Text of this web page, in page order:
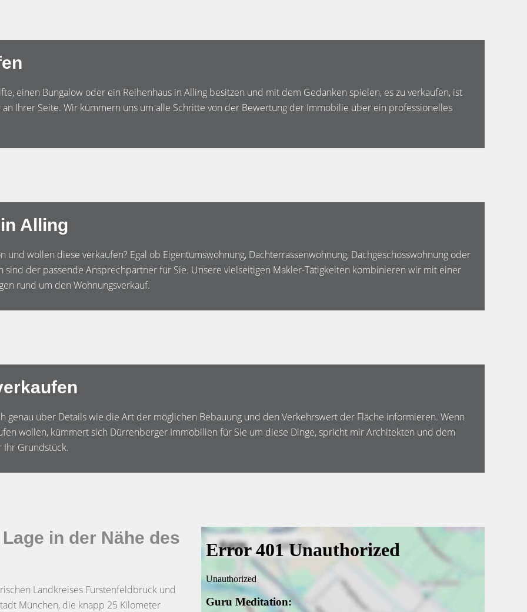
einen Bungalow oder ein Reihenhaus in Alling besitzen und mit dem Gedanken spielen, es zu verkaufen, ist
Ihrer Seite. Wir kümmern uns um alle Schritte von der Bewertung der Immobilie über ein professionelles
Alling
und wollen diese verkaufen? Egal ob Eigentumswohnung, Dachterrassenwohnung, Dachgeschosswohnung oder
der passende Ansprechpartner für Sie. Unsere vielseitigen Makler-Tätigkeiten kombinieren wir mit einer
rund um den Wohnungsverkauf.
genau über Details wie die Art der möglichen Bebauung und den Verkehrswert der Fläche informieren. Wenn
wollen, kümmert sich Dürrenberger Immobilien für Sie um diese Dinge, spricht mir Architekten und dem
Grundstück.
in der Nähe des
Landkreises Fürstenfeldbruck und
München, die knapp 25 Kilometer